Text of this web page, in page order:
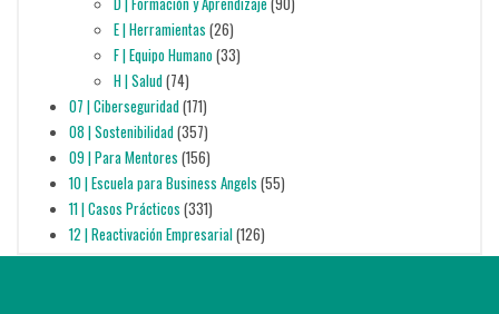
E | Herramientas (26)
F | Equipo Humano(33)
H | Salud(74)
07 | Ciberseguridad(171)
08 | Sostenibilidad(357)
09 | Para Mentores (156)
10 | Escuela para Business Angels (55)
11 | Casos Prácticos (331)
12 | Reactivación Empresarial(126)